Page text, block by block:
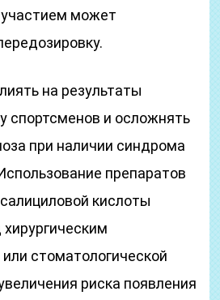
участием может
на результаты
спортсменов и осложнять
при наличии синдрома
препаратов
кислоты
стоматологической
риска появления